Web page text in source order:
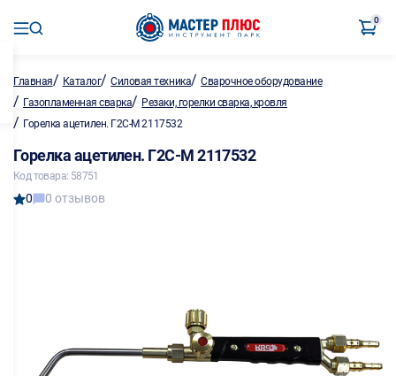
0
Главная/ Каталог/Силовая техника/Сварочное оборудование
/ Газопламенная сварка/ Резаки, горелки сварка, кровля
/ Горелка ацетилен. Г2С-М 2117532
Горелка ацетилен. Г2С-М 2117532
Код товара: 58751
0 0 отзывов